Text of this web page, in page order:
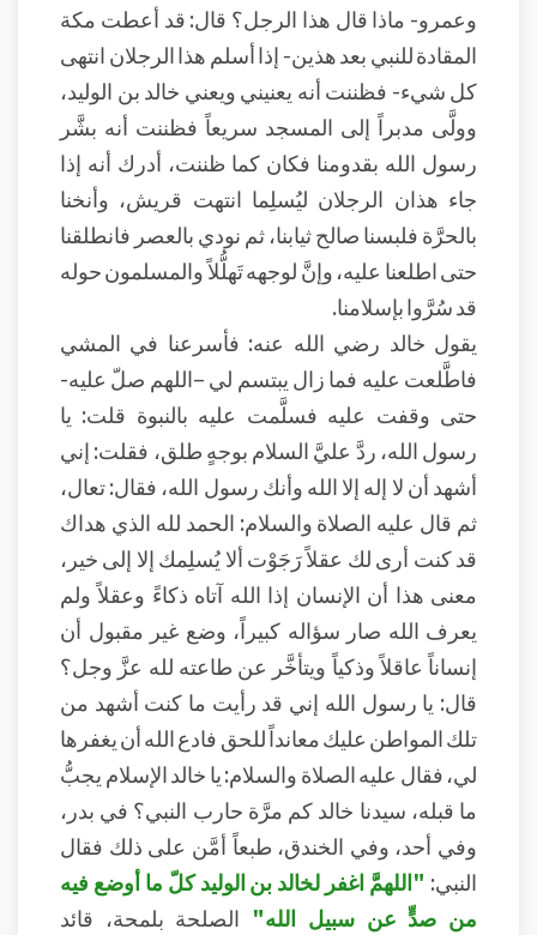
وعمرو- ماذا قال هذا الرجل؟ قال: قد أعطت مكة
المقادة للنبي بعد هذين- إذا أسلم هذا الرجلان انتهى
كل شيء- فظننت أنه يعنيني ويعني خالد بن الوليد،
وولَّى مدبراً إلى المسجد سريعاً فظننت أنه بشَّر
رسول الله بقدومنا فكان كما ظننت، أدرك أنه إذا
جاء هذان الرجلان ليُسلِما انتهت قريش، وأنخنا
بالحرَّة فلبسنا صالح ثيابنا، ثم نودي بالعصر فانطلقنا
حتى اطلعنا عليه، وإنَّ لوجهه تَهلُّلاً والمسلمون حوله
قد سُرَّوا بإسلامنا.
يقول خالد رضي الله عنه: فأسرعنا في المشي
فاطَّلعت عليه فما زال يبتسم لي –اللهم صلّ عليه-
حتى وقفت عليه فسلَّمت عليه بالنبوة قلت: يا
رسول الله، ردَّ عليَّ السلام بوجهٍ طلق، فقلت: إني
أشهد أن لا إله إلا الله وأنك رسول الله، فقال: تعال،
ثم قال عليه الصلاة والسلام: الحمد لله الذي هداك
قد كنت أرى لك عقلاً رَجَوْت ألا يُسلِمك إلا إلى خير،
معنى هذا أن الإنسان إذا الله آتاه ذكاءً وعقلاً ولم
يعرف الله صار سؤاله كبيراً، وضع غير مقبول أن
إنساناً عاقلاً وذكياً ويتأخَّر عن طاعته لله عزَّ وجل؟
قال: يا رسول الله إني قد رأيت ما كنت أشهد من
تلك المواطن عليك معانداً للحق فادع الله أن يغفرها
لي، فقال عليه الصلاة والسلام: يا خالد الإسلام يجبُّ
ما قبله، سيدنا خالد كم مرَّة حارب النبي؟ في بدر،
وفي أحد، وفي الخندق، طبعاً أمَّن على ذلك فقال
النبي: "اللهمَّ اغفر لخالد بن الوليد كلّ ما أوضع فيه
من صدٍّ عن سبيل الله" الصلحة بلمحة، قائد